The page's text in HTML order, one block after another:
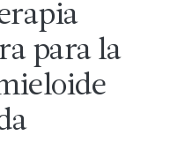
para la